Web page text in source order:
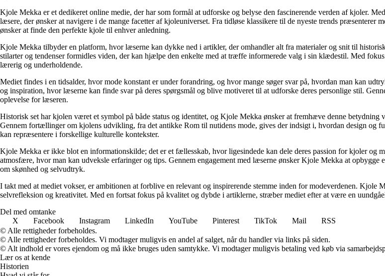
Kjole Mekka er et dedikeret online medie, der har som formål at udforske og belyse den fascinerende verden af kjoler.
læsere, der ønsker at navigere i de mange facetter af kjoleuniverset. Fra tidløse klassikere til de nyeste trends
ønsker at finde den perfekte kjole til enhver anledning.
Kjole Mekka tilbyder en platform, hvor læserne kan dykke ned i artikler, der omhandler alt fra materialer og snit til
stilarter og tendenser formidles viden, der kan hjælpe den enkelte med at træffe informerede valg i sin klædestil. Med
lærerig og underholdende.
Mediet findes i en tidsalder, hvor mode konstant er under forandring, og hvor mange søger svar på, hvordan man kan
og inspiration, hvor læserne kan finde svar på deres spørgsmål og blive motiveret til at udforske deres personlige stil.
oplevelse for læseren.
Historisk set har kjolen været et symbol på både status og identitet, og Kjole Mekka ønsker at fremhæve denne
Gennem fortællinger om kjolens udvikling, fra det antikke Rom til nutidens mode, gives der indsigt i, hvordan design og
kan repræsentere i forskellige kulturelle kontekster.
Kjole Mekka er ikke blot en informationskilde; det er et fællesskab, hvor ligesindede kan dele deres passion for kjoler
atmosfære, hvor man kan udveksle erfaringer og tips. Gennem engagement med læserne ønsker Kjole Mekka at
om skønhed og selvudtryk.
I takt med at mediet vokser, er ambitionen at forblive en relevant og inspirerende stemme inden for modeverdenen.
selvrefleksion og kreativitet. Med en fortsat fokus på kvalitet og dybde i artiklerne, stræber mediet efter at være en
Del med omtanke
X
Facebook Instagram LinkedIn YouTube Pinterest TikTok Mail
RSS
© Alle rettigheder forbeholdes.
© Alle rettigheder forbeholdes. Vi modtager muligvis en andel af salget, når du handler via links på siden.
© Alt indhold er vores ejendom og må ikke bruges uden samtykke. Vi modtager muligvis betaling ved køb via
Lær os at kende
Historien